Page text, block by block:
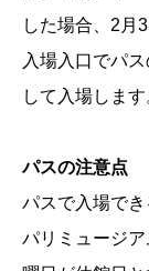
した場合、2月
入場入口でパ
して入場します
パスの注意点
パスで入場でき
パリミュージ